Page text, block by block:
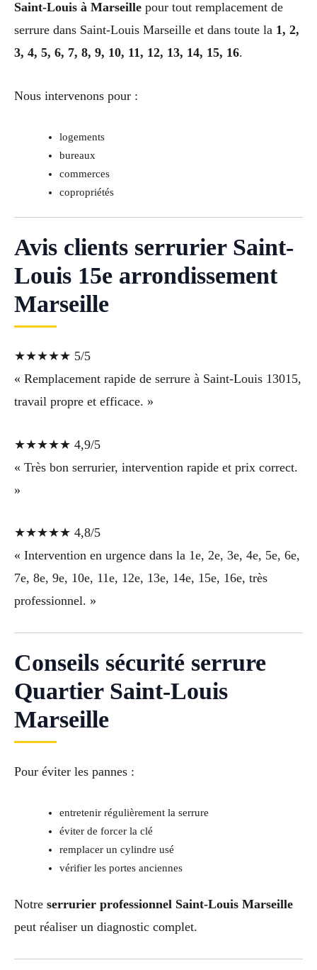
Saint-Louis à Marseille pour tout remplacement de
serrure dans Saint-Louis Marseille et dans toute la 1, 2,
3, 4, 5, 6, 7, 8, 9, 10, 11, 12, 13, 14, 15, 16.
Nous intervenons pour :
logements
bureaux
commerces
copropriétés
Avis clients serrurier Saint-
Louis 15e arrondissement
Marseille
★★★★★ 5/5
« Remplacement rapide de serrure à Saint-Louis 13015,
travail propre et efficace. »
★★★★★ 4,9/5
« Très bon serrurier, intervention rapide et prix correct.
»
★★★★★ 4,8/5
« Intervention en urgence dans la 1e, 2e, 3e, 4e, 5e, 6e,
7e, 8e, 9e, 10e, 11e, 12e, 13e, 14e, 15e, 16e, très
professionnel. »
Conseils sécurité serrure
Quartier Saint-Louis
Marseille
Pour éviter les pannes :
entretenir régulièrement la serrure
éviter de forcer la clé
remplacer un cylindre usé
vérifier les portes anciennes
Notre serrurier professionnel Saint-Louis Marseille
peut réaliser un diagnostic complet.